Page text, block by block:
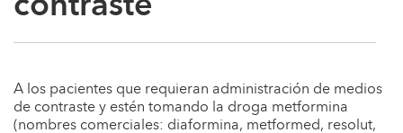
contraste
A los pacientes que requieran administración de medios
de contraste y estén tomando la droga metformina
(nombres comerciales: diaformina, metformed, resolut,